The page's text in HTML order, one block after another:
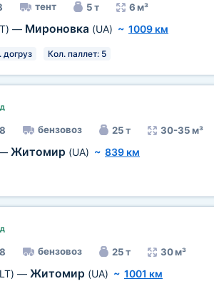
тент 5 т 6 м³
— Мироновка (UA) ~ 1009 км
догруз Кол. паллет: 5
бензовоз 25 т 30-35 м³
Житомир (UA) ~ 839 км
бензовоз 25 т 30 м³
— Житомир (UA) ~ 1001 км